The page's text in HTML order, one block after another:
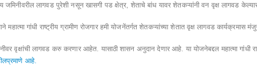
लागवड पुरेशी नसून खासगी पड क्षेत्र, शेताचे बांध यावर शेतकऱ्यांनी वन वृक्ष लागवड
गांधी राष्ट्रीय ग्रामीण रोजगार हमी योजनेंतर्गत शेतकऱ्यांच्या शेतात वृक्ष लागवड कार्यक्रमास
वृक्षांची लागवड करु करणार आहेत. यासाठी शासन अनुदान देणार आहे. या योजनेबद्दल महात्मा गांधी
आहे.